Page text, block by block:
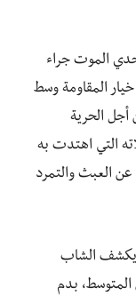
الموت جراء
خيار المقاومة وسط
الحرية
التي اهتدت به
العبث والتمرد
يكشف الشاب
المتوسط، بدم